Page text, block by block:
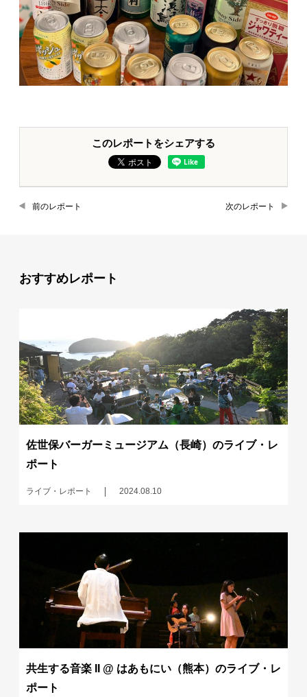
このレポートをシェアする
前のレポート 次のレポート
おすすめレポート
佐世保バーガーミュージアム（長崎）のライブ・レ
ポート
ライブ・レポート 2024.08.10
共生する音楽 II @ はあもにい（熊本）のライブ・レ
ポート